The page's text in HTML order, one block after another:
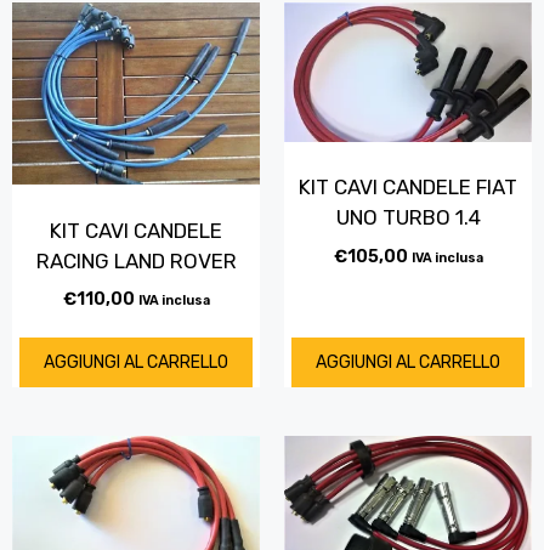
KIT CAVI CANDELE
RACING LAND ROVER
€110,00 IVA inclusa
AGGIUNGI AL CARRELLO
KIT CAVI CANDELE FIAT
UNO TURBO 1.4
€105,00 IVA inclusa
AGGIUNGI AL CARRELLO